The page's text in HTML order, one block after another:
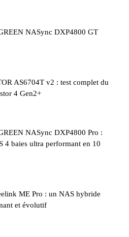
NASync DXP4800 GT
AS6704T v2 : test complet du
4 Gen2+
NASync DXP4800 Pro :
4 baies ultra performant en 10
ME Pro : un NAS hybride
et évolutif